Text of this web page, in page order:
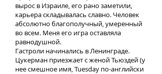
вырос в Израиле, его рано заметили,
карьера складывалась славно. Человек
абсолютно благополучный, умеренный
во всем. Меня его игра оставляла
равнодушной.
Гастроли начинались в Ленинграде.
Цукерман приезжает с женой Тьюздей (у
нее смешное имя, Tuesday по-английски